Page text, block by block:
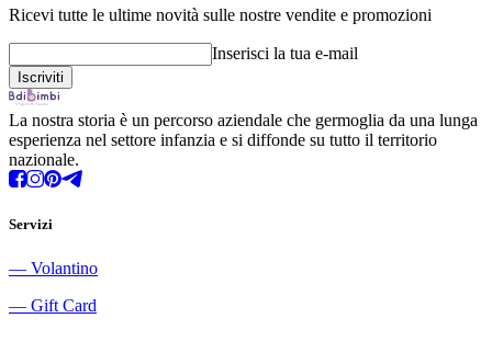
Ricevi tutte le ultime novità sulle nostre vendite e promozioni
Inserisci la tua e-mail
La nostra storia è un percorso aziendale che germoglia da una lunga
esperienza nel settore infanzia e si diffonde su tutto il territorio
nazionale.
Servizi
― Volantino
― Gift Card